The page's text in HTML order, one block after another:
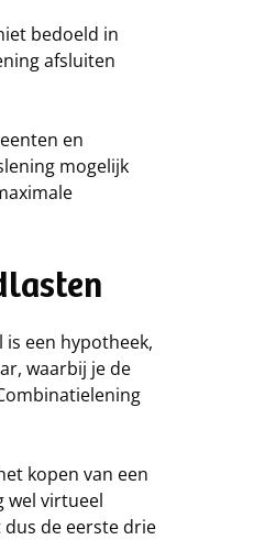
bedoeld in
afsluiten
en
mogelijk
een hypotheek,
waarbij je de
kopen van een
wel virtueel
de eerste drie